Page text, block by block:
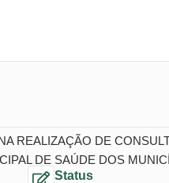
REALIZAÇÃO DE
DE SAÚDE DOS
Status